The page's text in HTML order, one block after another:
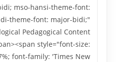
mso-hansi-theme-font:
theme-font: major-bidi;"
Pedagogical Content
style="font-size:
font-family: 'Times New